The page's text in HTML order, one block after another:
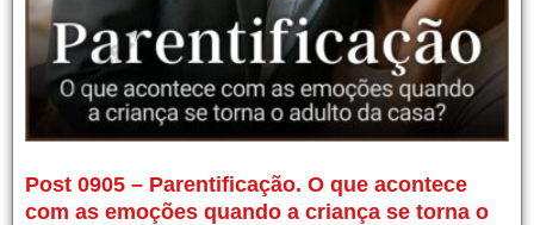
Post 0905 – Parentificação. O que acontece
com as emoções quando a criança se torna o